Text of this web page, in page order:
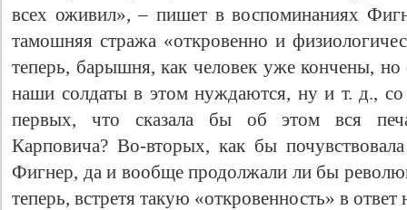
всех оживил», – пишет в воспоминаниях
тамошняя стража «откровенно и
теперь, барышня, как человек уже кончены,
наши солдаты в этом нуждаются, ну и т. д., со
первых, что сказала бы об этом вся
Карповича? Во-вторых, как бы
Фигнер, да и вообще продолжали ли бы
теперь, встретя такую «откровенность» в ответ